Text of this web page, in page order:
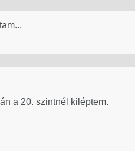
a 20. szintnél kiléptem.